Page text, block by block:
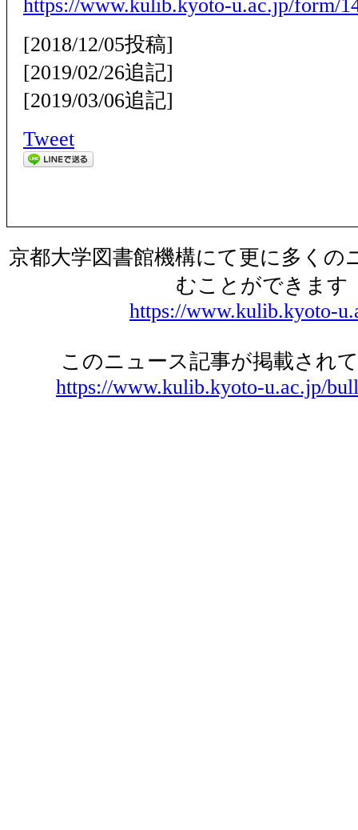
https://www.kulib.kyoto-u.ac.jp/form/
[2018/12/05投稿]
[2019/02/26追記]
[2019/03/06追記]
Tweet
京都大学図書館機構にて更に多くの
むことができます
https://www.kulib.kyoto-
このニュース記事が掲載され
https://www.kulib.kyoto-u.ac.jp/